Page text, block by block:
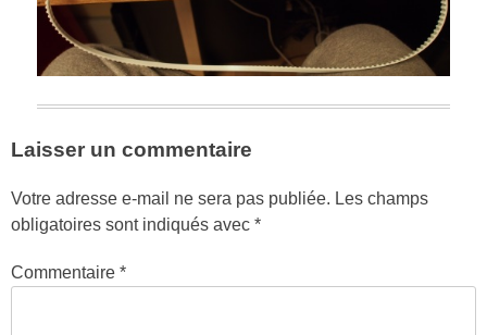
Laisser un commentaire
Votre adresse e-mail ne sera pas publiée. Les champs
obligatoires sont indiqués avec *
Commentaire *